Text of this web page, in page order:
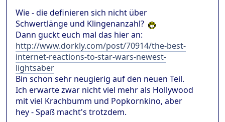
Wie - die definieren sich nicht über
Schwertlänge und Klingenanzahl?
Dann guckt euch mal das hier an:
http://www.dorkly.com/post/70914/the-best-
internet-reactions-to-star-wars-newest-
lightsaber
Bin schon sehr neugierig auf den neuen Teil.
Ich erwarte zwar nicht viel mehr als Hollywood
mit viel Krachbumm und Popkornkino, aber
hey - Spaß macht's trotzdem.